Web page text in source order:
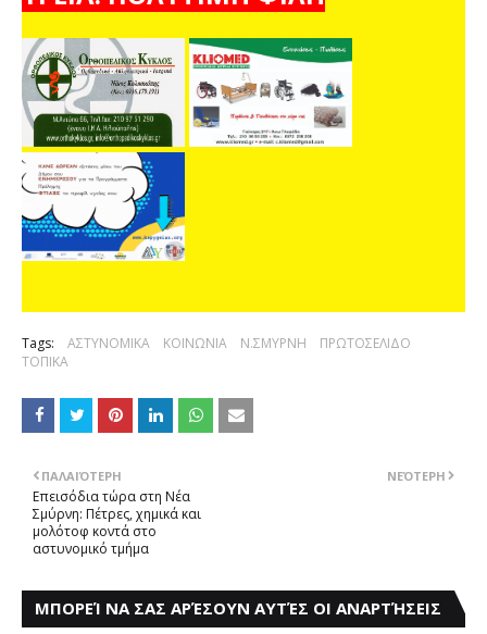
Tags: ΑΣΤΥΝΟΜΙΚΑ ΚΟΙΝΩΝΙΑ Ν.ΣΜΥΡΝΗ
ΠΡΩΤΟΣΕΛΙΔΟ
ΤΟΠΙΚΑ
ΝΕΌΤΕΡΗ
ΠΑΛΑΙΌΤΕΡΗ
Επεισόδια τώρα στη Νέα
Σμύρνη: Πέτρες, χημικά και
μολότοφ κοντά στο
αστυνομικό τμήμα
ΜΠΟΡΕΊ ΝΑ ΣΑΣ ΑΡΈΣΟΥΝ ΑΥΤΈΣ ΟΙ ΑΝΑΡΤΉΣΕΙΣ